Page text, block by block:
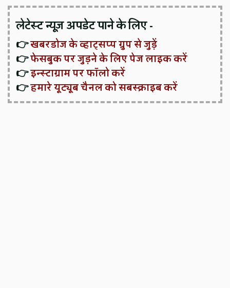
लेटेस्ट न्यूज़ अपडेट पाने के लिए -
👉खबरडोज के व्हाट्सप्प ग्रुप से जुड़ें
👉फेसबुक पर जुड़ने के लिए पेज लाइक करें
👉इन्स्टाग्राम पर फॉलो करें
👉हमारे यूट्यूब चैनल को सबस्क्राइब करें